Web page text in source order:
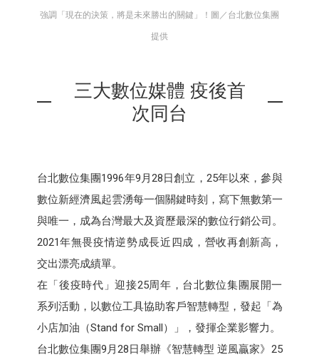
強調「現在的決策，將是未來勝出的關鍵」！圖／台北數位集團
提供
三大數位媒體 疫後首
次同台
台北數位集團1996年9月28日創立，25年以來，參與
數位新經濟風起雲湧每一個關鍵時刻，寫下無數第一
與唯一，成為台灣最大及資歷最深的數位行銷公司。
2021年無畏疫情逆勢成長近四成，營收再創新高，
交出漂亮成績單。
在「後疫時代」迎接25周年，台北數位集團展開一
系列活動，以數位工具協助客戶智慧轉型，發起「為
小店加油（Stand for Small）」，發揮企業影響力。
台北數位集團9月28日舉辦《智慧轉型 逆風贏家》25